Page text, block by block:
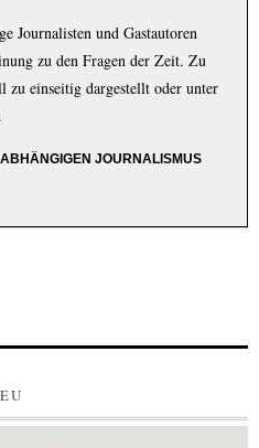
Journalisten und Gastautoren
zu den Fragen der Zeit. Zu
zu einseitig dargestellt oder unter
JOURNALISMUS